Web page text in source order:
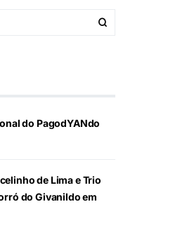
do PagodYANdo
de Lima e Trio
do Givanildo em